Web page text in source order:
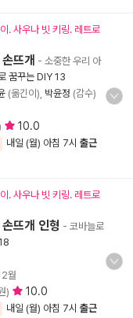
. 사우나 빗 키링. 레트로
뜨개 - 소중한 우리 아
꿈꾸는 DIY 13
(옮긴이), 박윤정 (감수)
10.0
내일 (월) 아침 7시 출근
. 사우나 빗 키링. 레트로
뜨개 인형 - 코바늘로
월
) 10.0
내일 (월) 아침 7시 출근